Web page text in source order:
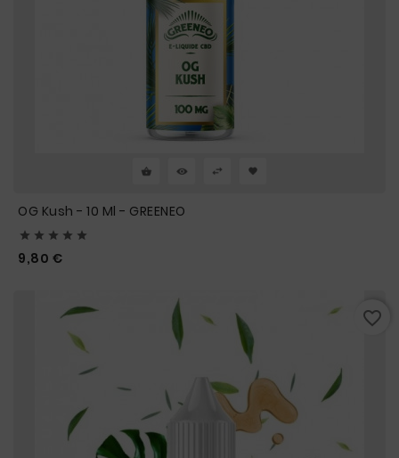
OG Kush - 10 Ml - GREENEO
    
9,80 €
favorite_border